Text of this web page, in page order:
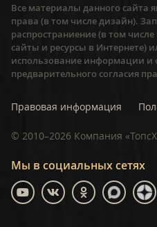
Мы в социальных сетях
Все материалы данного сайта
права (в том числе дизайн).
распространиение (в том
сайты и ресурсы в Интернете)
использование информации и
предварительного согласия
Правовая информация
© 2010–2026 Компания